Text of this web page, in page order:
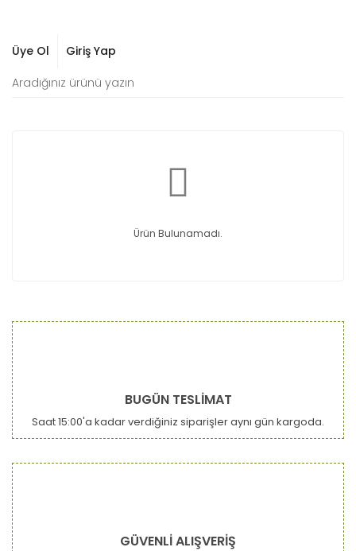
Üye Ol Giriş Yap
Ürün Bulunamadı.
BUGÜN TESLİMAT
Saat 15:00'a kadar verdiğiniz siparişler aynı gün kargoda.
GÜVENLİ ALIŞVERİŞ